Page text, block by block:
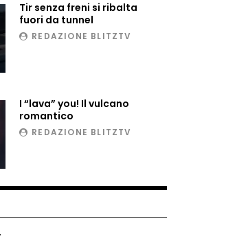
Grattacielo crolla per un
incendio
Ammiocuggino con la ruspa…
Tir senza freni si ribalta
fuori da tunnel
REDAZIONE BLITZTV
I “lava” you! Il vulcano
romantico
REDAZIONE BLITZTV